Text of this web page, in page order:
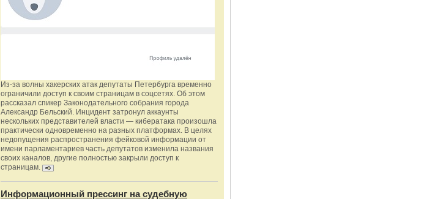
Из‑за волны хакерских атак депутаты Петербурга временно
ограничили доступ к своим страницам в соцсетях. Об этом
рассказал спикер Законодательного собрания города
Александр Бельский. Инцидент затронул аккаунты
нескольких представителей власти — кибератака произошла
практически одновременно на разных платформах. В целях
недопущения распространения фейковой информации от
имени парламентариев часть депутатов изменила названия
своих каналов, другие полностью закрыли доступ к
страницам.
Информационный прессинг на судебную